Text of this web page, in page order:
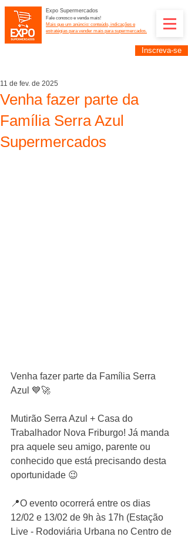
Expo Supermercados
Fale conosco e venda mais!
Mais que um anúncio: conteúdo, indicações e
estratégias para vender mais para supermercados.
Inscreva-se
Venha fazer parte da
Família Serra Azul
Supermercados
11 de fev. de 2025
Venha fazer parte da Família Serra
Azul 💙🚀
Mutirão Serra Azul + Casa do
Trabalhador Nova Friburgo! Já manda
pra aquele seu amigo, parente ou
conhecido que está precisando desta
oportunidade 😉
📍O evento ocorrerá entre os dias
12/02 e 13/02 de 9h às 17h (Estação
Live - Rodoviária Urbana no Centro de